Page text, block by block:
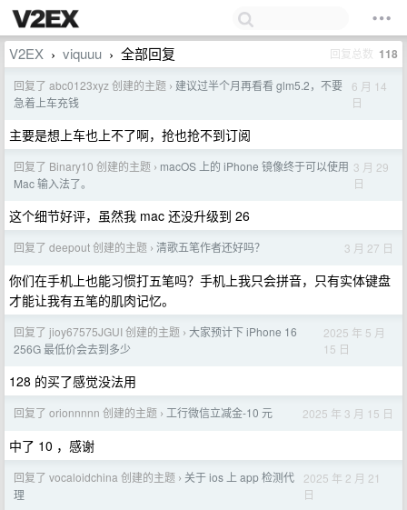
V2EX › viquuu › 全部回复 回复总数 118
回复了 abc0123xyz 创建的主题 › 建议过半个月再看看 glm5.2，不要
急着上车充钱
6 月 14
日
主要是想上车也上不了啊，抢也抢不到订阅
回复了 Binary10 创建的主题 › macOS 上的 iPhone 镜像终于可以使用
Mac 输入法了。
3 月 29
日
这个细节好评，虽然我 mac 还没升级到 26
回复了 deepout 创建的主题 › 清歌五笔作者还好吗？ 3 月 27 日
你们在手机上也能习惯打五笔吗？手机上我只会拼音，只有实体键盘
才能让我有五笔的肌肉记忆。
回复了 jioy67575JGUI 创建的主题 › 大家预计下 iPhone 16
256G 最低价会去到多少
2025 年 5 月
15 日
128 的买了感觉没法用
回复了 orionnnnn 创建的主题 › 工行微信立减金-10 元 2025 年 3 月 15 日
中了 10 ，感谢
回复了 vocaloidchina 创建的主题 › 关于 ios 上 app 检测代
理
2025 年 2 月 21
日